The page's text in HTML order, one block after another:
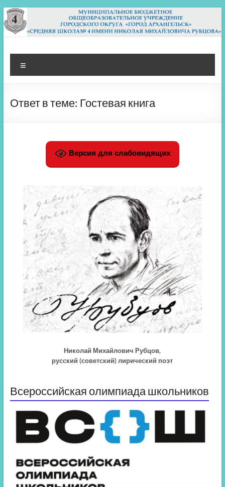
Перейти
к
содержимому
МБОУ СШ 4
Архангельск
Ответ в теме: Гостевая книга
Версия для слабовидящих
Николай Михайлович Рубцов,
русский (советский) лирический поэт
Всероссийская олимпиада школьников